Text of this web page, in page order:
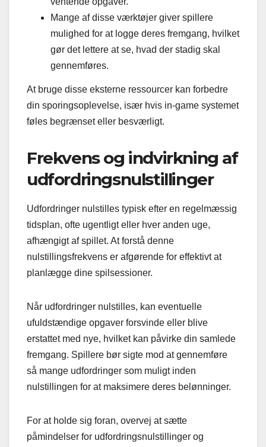
Mange af disse værktøjer giver spillere
mulighed for at logge deres fremgang, hvilket
gør det lettere at se, hvad der stadig skal
gennemføres.
At bruge disse eksterne ressourcer kan forbedre
din sporingsoplevelse, især hvis in-game systemet
føles begrænset eller besværligt.
Frekvens og indvirkning af
udfordringsnulstillinger
Udfordringer nulstilles typisk efter en regelmæssig
tidsplan, ofte ugentligt eller hver anden uge,
afhængigt af spillet. At forstå denne
nulstillingsfrekvens er afgørende for effektivt at
planlægge dine spilsessioner.
Når udfordringer nulstilles, kan eventuelle
ufuldstændige opgaver forsvinde eller blive
erstattet med nye, hvilket kan påvirke din samlede
fremgang. Spillere bør sigte mod at gennemføre
så mange udfordringer som muligt inden
nulstillingen for at maksimere deres belønninger.
For at holde sig foran, overvej at sætte
påmindelser for udfordringsnulstillinger og